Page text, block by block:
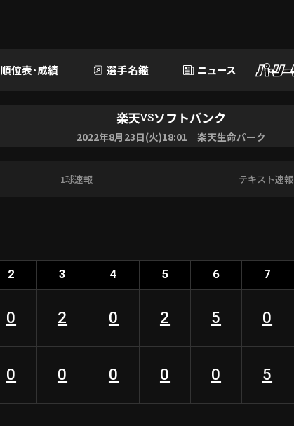
順位表･成績 選手名鑑 ニュース
楽天VSソフトバンク
2022年8月23日(火)18:01 楽天生命パーク
1球速報 テキスト速報
2 3 4 5 6 7
0 2 0 2 5 0
0 0 0 0 0 5